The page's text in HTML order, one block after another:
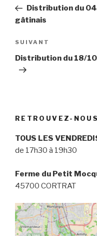
l’article
précédent
Distribution du
gâtinais
Article
suivant
SUIVANT
Distribution du 18/
RETROUVEZ-NOUS
TOUS LES
de 17h30 à 19h30
Ferme du Petit
45700 CORTRAT